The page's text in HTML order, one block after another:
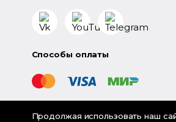
Способы оплаты
Продолжая использовать наш